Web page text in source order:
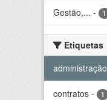
Gestão,... - 1
Etiquetas
administração
contratos - 1